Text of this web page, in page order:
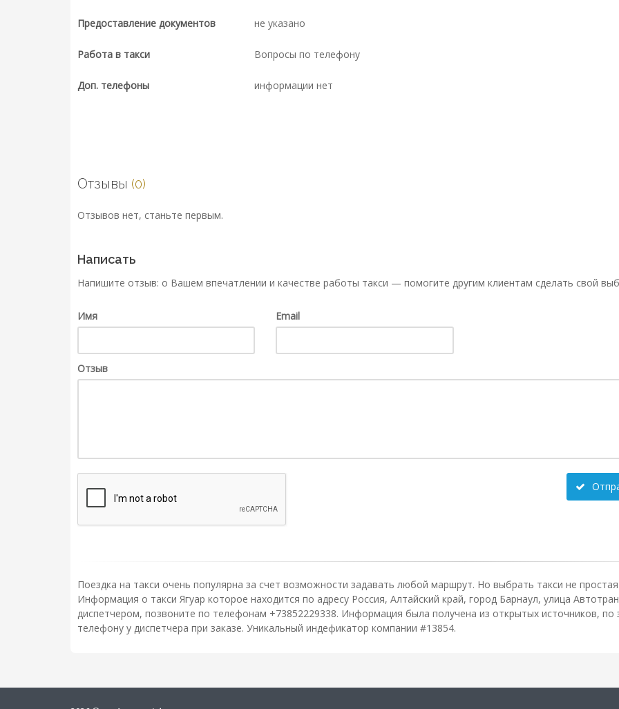
Предоставление документов не указано
Работа в такси Вопросы по телефону
Доп. телефоны информации нет
Отзывы (0)
Отзывов нет, станьте первым.
Написать
Напишите отзыв: о Вашем впечатлении и качестве работы такси — помогите другим клиентам сделать свой
Имя Email
Отзыв
Поездка на такси очень популярна за счет возможности задавать любой маршрут. Но выбрать такси не
Информация о такси Ягуар которое находится по адресу Россия, Алтайский край, город Барнаул, улица
диспетчером, позвоните по телефонам +73852229338. Информация была получена из открытых источников,
телефону у диспетчера при заказе. Уникальный индефикатор компании #13854.